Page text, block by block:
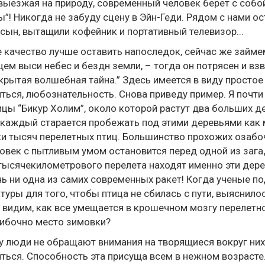
на природу, современный человек берет c
Никогда не забуду сцену в Эйн-Геди. Рядом c нами
вытащили кофейник и портативный телевизор...
качество лучше оставить напоследок, сейчас же
выси небес и бездн земли, – тогда он потрясен и
волшебная тайна.” Здесь имеется в виду
любознательность. Снова приведу пример. Я
“Бикур Холим”, около которой растут два больших
старается пробежать под этими деревьями
тысяч перелетных птиц. Большинство прохожих
c пытливым умом остановится перед одной из
перелета находят именно эти
ни одна из самих современных ракет! Когда ученые
для того, чтобы птица не сбилась c пути,
как все умещается в крошечном мозгу
место зимовки?
люди не обращают внимания на творящиеся вокруг
Способность эта присуща всем в нежном